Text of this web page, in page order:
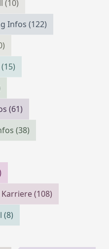
(10)
Infos(122)
(15)
(61)
(38)
Karriere(108)
(8)